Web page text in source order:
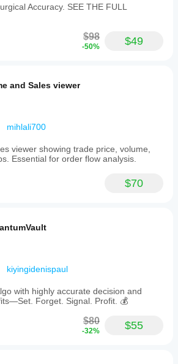
Accuracy. SEE THE FULL
$98
-50% $49
and Sales viewer
mihlali700
viewer showing trade price, volume,
Essential for order flow analysis.
$70
kiyingidenispaul
with highly accurate decision and
Forget. Signal. Profit. 💰
$80
-32% $55